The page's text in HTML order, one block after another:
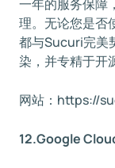
一年的服务保障
理。无论您是否
都与Sucuri完美
染，并专精于开
网站：https://
12.Google